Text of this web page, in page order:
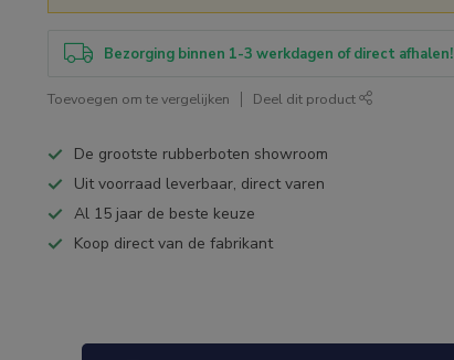
Bezorging binnen 1-3 werkdagen of direct afhalen!
Toevoegen om te vergelijken Deel dit product
De grootste rubberboten showroom
Uit voorraad leverbaar, direct varen
Al 15 jaar de beste keuze
Koop direct van de fabrikant